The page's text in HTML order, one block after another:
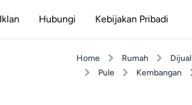
Hubungi Kebijakan Pribadi
Home Rumah Dijual
Pule
Kembangan